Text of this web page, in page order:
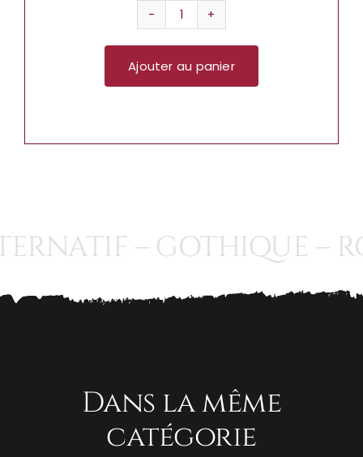
quantité
de
patch
drapeau
Ajouter au panier
– GOTHIQUE –
Dans la même
catégorie